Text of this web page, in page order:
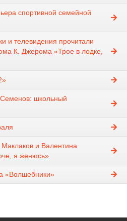
спортивной семейной
и телевидения прочитали
К. Джерома «Трое в лодке,
школьный
и Валентина
я женюсь»
«Волшебники»